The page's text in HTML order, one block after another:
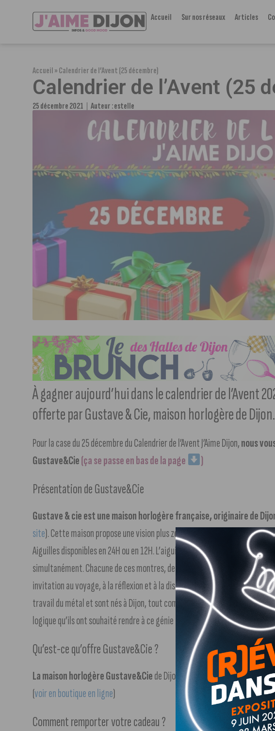
Accueil Sur nos réseaux Articles
Accueil»Calendrier de l’Avent (25 décembre)
Calendrier de l’Avent (25
25 décembre 2021 Auteur :estelle
À gagner aujourd’hui dans le calendrier de l’Avent
offerte par Gustave & Cie, maison horlogère de Dijon.
Pour la case du 25 décembre du Calendrier de l’Avent J’Aime Dijon,nous
Gustave&Cie(ça se passe en bas de la page )
Présentation de Gustave&Cie
Gustave & cie est une maison horlogère française, originaire de
site). Cette maison propose une vision plus zen du temps avec ses montres
Aiguilles disponibles en 24H ou en 12H. L’aiguille indique les heures et les
simultanément. Chacune de ces montres, dessinées et fabriquées en
invitation au voyage, à la réflexion et à la distinction. Les sont passionnés
travail du métal et sont nés à Dijon, tout comme Gustave Eiffel. C’est un
logique qu’ils ont souhaité rendre à ce génie français.
Qu’est-ce qu’offre Gustave&Cie ?
La maison horlogère Gustave&Ciede Dijon offre
une montre 24H
(voir en boutique en ligne)
Comment remporter votre cadeau ?